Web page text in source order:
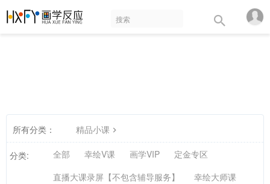
所有分类： 精品小课
分类: 全部 幸绘V课 画学VIP
定金专区
直播大课录屏【不包含辅导服务】
幸绘大师课